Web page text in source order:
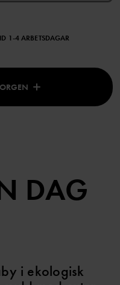
1-4 ARBETSDAGAR
DAG
i ekologisk